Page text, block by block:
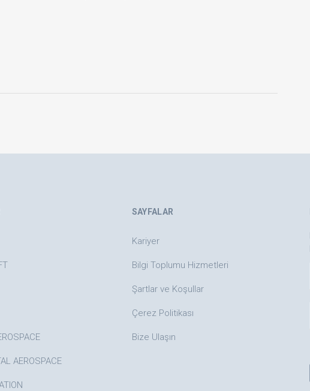
AEROSPACE
SAYFALAR
Kariyer
Bilgi Toplumu Hizmetleri
Şartlar ve Koşullar
Çerez Politikası
Bize Ulaşın